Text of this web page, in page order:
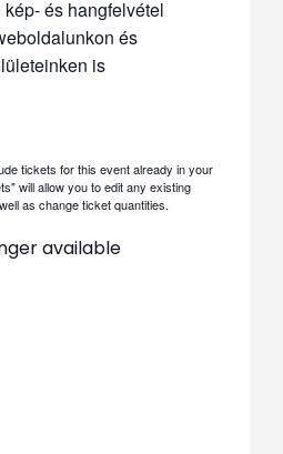
és hangfelvétel
és
is
tickets for this event already in your
will allow you to edit any existing
as change ticket quantities.
available